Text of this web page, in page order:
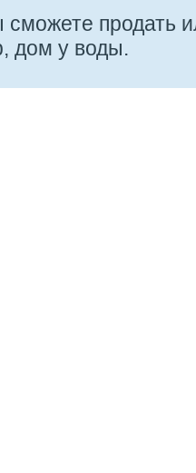
продать
дом у воды.